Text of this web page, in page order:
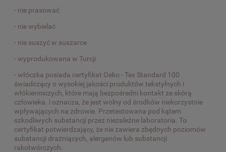
- nie prasować
- nie wybielać
- nie suszyć w suszarce
- wyprodukowana w Turcji
- włóczka posiada certyfikat Oeko - Tex Standard 100
świadczący o wysokiej jakości produktów tekstylnych i
włókienniczych, które mają bezpośredni kontakt ze skórą
człowieka. i oznacza, że jest wolny od środków niekorzystnie
wpływających na zdrowie. Przetestowana pod kątem
szkodliwych substancji przez niezależne laboratoria. To
certyfikat potwierdzający, że nie zawiera zbędnych poziomów
substancji drażniących, alergenów lub substancji
rakotwórczych.